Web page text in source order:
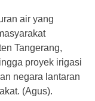
air yang
Tangerang,
proyek irigasi
negara lantaran
(Agus).